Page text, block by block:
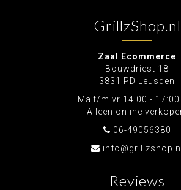
GrillzShop.nl
Zaal Ecommerce
Bouwdriest 18
3831 PD Leusden
Ma t/m vr 14:00 -
Alleen online
06-49056380
info@grillzshop.nl
Reviews